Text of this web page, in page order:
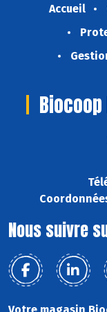
Accueil
Nous suivre